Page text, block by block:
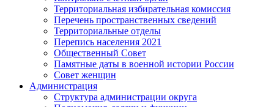
Территориальная избирательная комиссия
Перечень пространственных сведений
Территориальные отделы
Перепись населения 2021
Общественный Совет
Памятные даты в военной истории России
Совет женщин
Администрация
Структура администрации округа